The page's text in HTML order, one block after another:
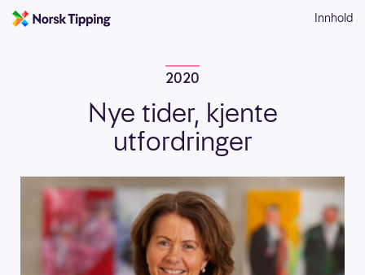
Innhold
2020
Nye tider, kjente
utfordringer